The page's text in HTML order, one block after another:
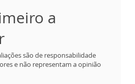
a
são de responsabilidade
e não representam a opinião